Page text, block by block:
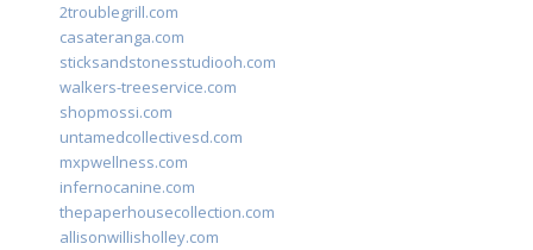
2troublegrill.com
casateranga.com
sticksandstonesstudiooh.com
walkers-treeservice.com
shopmossi.com
untamedcollectivesd.com
mxpwellness.com
infernocanine.com
thepaperhousecollection.com
allisonwillisholley.com